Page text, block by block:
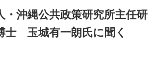
・沖縄公共政策研究所主任研
士 玉城有一朗氏に聞く